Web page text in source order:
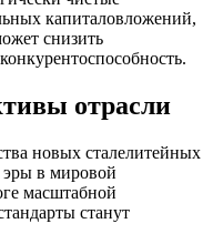
капиталовложений,
снизить
отрасли
новых сталелитейных
эры в мировой
масштабной
станут